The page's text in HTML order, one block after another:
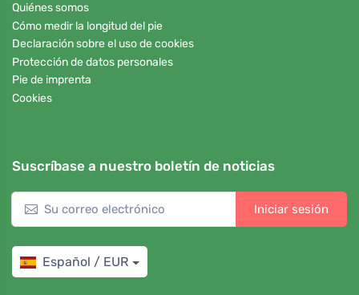
Quiénes somos
Cómo medir la longitud del pie
Declaración sobre el uso de cookies
Protección de datos personales
Pie de imprenta
Cookies
Suscríbase a nuestro boletín de noticias
Iniciar sesión
Español / EUR